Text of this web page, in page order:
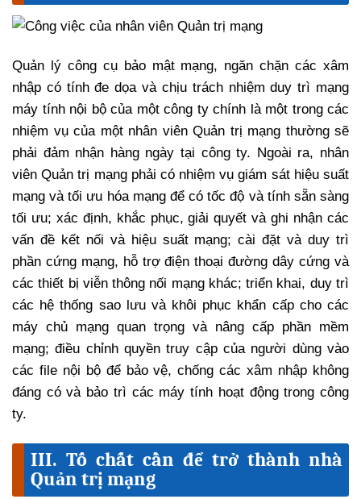
Quản lý công cụ bảo mật mạng, ngăn chặn các xâm
nhập có tính đe dọa và chịu trách nhiệm duy trì mạng
máy tính nội bộ của một công ty chính là một trong các
nhiệm vụ của một nhân viên Quản trị mạng thường sẽ
phải đảm nhận hàng ngày tại công ty. Ngoài ra, nhân
viên Quản trị mạng phải có nhiệm vụ giám sát hiệu suất
mạng và tối ưu hóa mạng để có tốc độ và tính sẵn sàng
tối ưu; xác định, khắc phục, giải quyết và ghi nhận các
vấn đề kết nối và hiệu suất mạng; cài đặt và duy trì
phần cứng mạng, hỗ trợ điện thoại đường dây cứng và
các thiết bị viễn thông nối mạng khác; triển khai, duy trì
các hệ thống sao lưu và khôi phục khẩn cấp cho các
máy chủ mạng quan trọng và nâng cấp phần mềm
mạng; điều chỉnh quyền truy cập của người dùng vào
các file nội bộ để bảo vệ, chống các xâm nhập không
đáng có và bảo trì các máy tính hoạt động trong công
ty.
III. Tố chất cần để trở thành nhà
Quản trị mạng